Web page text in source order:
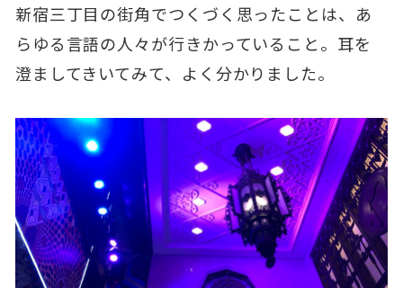
新宿三丁目の街角でつくづく思ったことは、あ
らゆる言語の人々が行きかっていること。耳を
澄ましてきいてみて、よく分かりました。